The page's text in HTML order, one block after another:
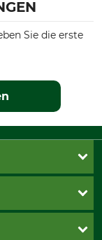
Sie die erste